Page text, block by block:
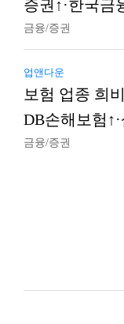
증권↑·한국금
금융/증권
업앤다운
보험 업종 희
DB손해보험
금융/증권